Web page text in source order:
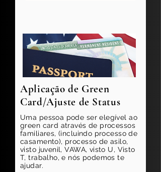
Aplicação de Green
Card/Ajuste de Status
Uma pessoa pode ser elegível ao
green card através de processos
familiares, (incluindo processo de
casamento), processo de asilo,
visto juvenil, VAWA, visto U, Visto
T, trabalho, e nós podemos te
ajudar.